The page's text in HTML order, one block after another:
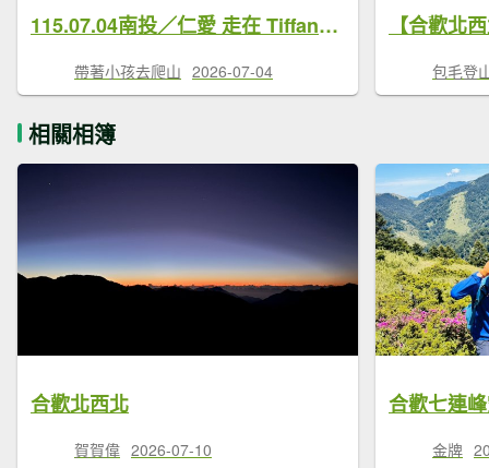
115.07.04南投／仁愛 走在 Tiffany 藍天空下-踏著抹茶色地毯-三刷合歡北西北（合歡山北峰-合歡山西峰）
帶著小孩去爬山 2026-07-04 包毛登
相關相簿
合歡北西北
賀賀偉 2026-07-10
合歡七連
金牌